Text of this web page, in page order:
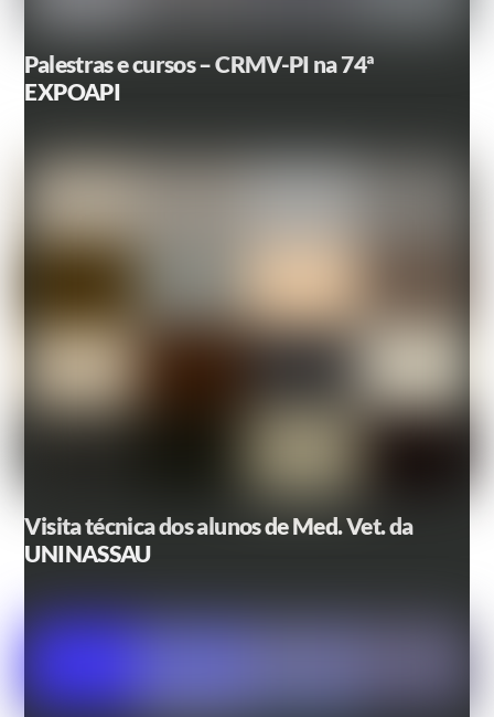
Palestras e cursos – CRMV-PI na 74ª
EXPOAPI
Visita técnica dos alunos de Med. Vet. da
UNINASSAU